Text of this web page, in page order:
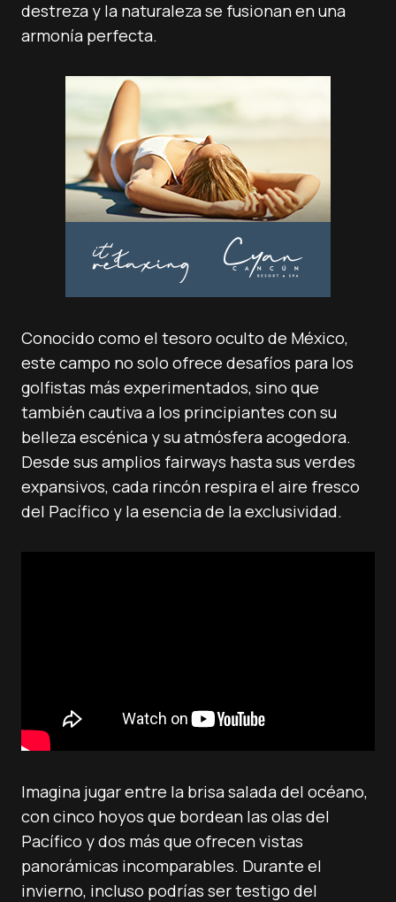
destreza y la naturaleza se fusionan en una
armonía perfecta.
Conocido como el tesoro oculto de México,
este campo no solo ofrece desafíos para los
golfistas más experimentados, sino que
también cautiva a los principiantes con su
belleza escénica y su atmósfera acogedora.
Desde sus amplios fairways hasta sus verdes
expansivos, cada rincón respira el aire fresco
del Pacífico y la esencia de la exclusividad.
Imagina jugar entre la brisa salada del océano,
con cinco hoyos que bordean las olas del
Pacífico y dos más que ofrecen vistas
panorámicas incomparables. Durante el
invierno, incluso podrías ser testigo del